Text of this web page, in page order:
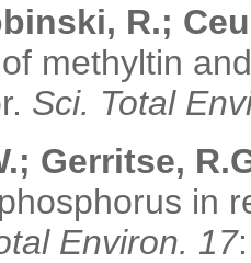
R.;
methyltin
Sci. Total
Gerritse,
in
Environ. 17